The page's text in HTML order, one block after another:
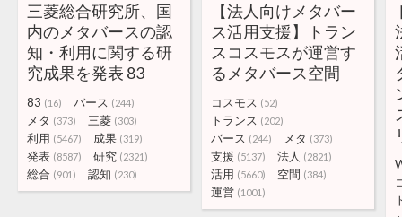
三菱総合研究所、国
内のメタバースの認
知・利用に関する研
究成果を発表 83
83 (16) バース (244)
メタ (373) 三菱 (303)
利用 (5467) 成果 (319)
発表 (8587) 研究 (2321)
総合 (901) 認知 (230)
【法人向けメタバー
ス活用支援】トラン
スコスモスが運営す
るメタバース空間
コスモス (52)
トランス (202)
バース (244) メタ (373)
支援 (5137) 法人 (2821)
活用 (5660) 空間 (384)
運営 (1001)